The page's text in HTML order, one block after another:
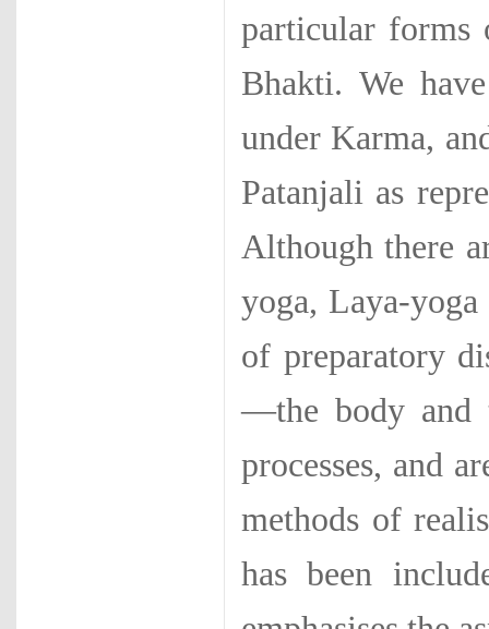
particular forms
Bhakti. We
under Karma,
Patanjali as
Although there
yoga, Laya-
of preparatory
—the body and
processes, and
methods of
has been